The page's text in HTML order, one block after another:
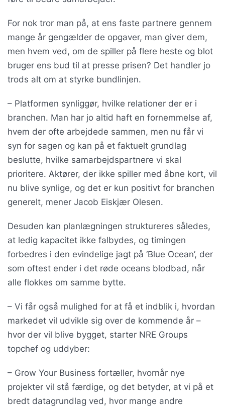
For nok tror man på, at ens faste partnere gennem
mange år gengælder de opgaver, man giver dem,
men hvem ved, om de spiller på flere heste og blot
bruger ens bud til at presse prisen? Det handler jo
trods alt om at styrke bundlinjen.
– Platformen synliggør, hvilke relationer der er i
branchen. Man har jo altid haft en fornemmelse af,
hvem der ofte arbejdede sammen, men nu får vi
syn for sagen og kan på et faktuelt grundlag
beslutte, hvilke samarbejdspartnere vi skal
prioritere. Aktører, der ikke spiller med åbne kort, vil
nu blive synlige, og det er kun positivt for branchen
generelt, mener Jacob Eiskjær Olesen.
Desuden kan planlægningen struktureres således,
at ledig kapacitet ikke falbydes, og timingen
forbedres i den evindelige jagt på ‘Blue Ocean’, der
som oftest ender i det røde oceans blodbad, når
alle flokkes om samme bytte.
– Vi får også mulighed for at få et indblik i, hvordan
markedet vil udvikle sig over de kommende år –
hvor der vil blive bygget, starter NRE Groups
topchef og uddyber:
– Grow Your Business fortæller, hvornår nye
projekter vil stå færdige, og det betyder, at vi på et
bredt datagrundlag ved, hvor mange andre